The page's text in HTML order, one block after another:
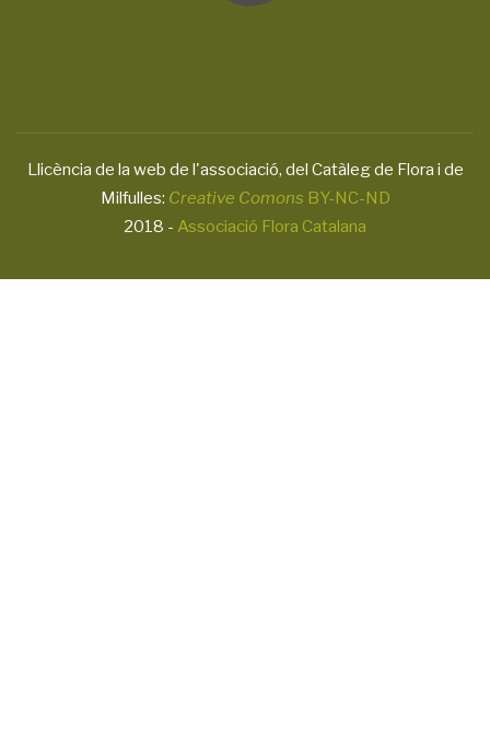
Llicència de la web de l'associació, del Catàleg de Flora i de
Milfulles: Creative Comons BY-NC-ND
2018 - Associació Flora Catalana